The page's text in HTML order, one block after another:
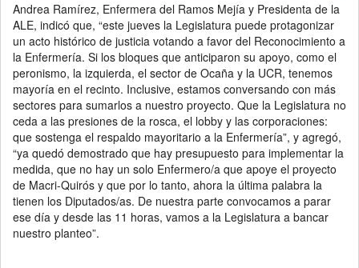
Andrea Ramírez, Enfermera del Ramos Mejía y Presidenta de la
ALE, indicó que, “este jueves la Legislatura puede protagonizar
un acto histórico de justicia votando a favor del Reconocimiento a
la Enfermería. Si los bloques que anticiparon su apoyo, como el
peronismo, la izquierda, el sector de Ocaña y la UCR, tenemos
mayoría en el recinto. Inclusive, estamos conversando con más
sectores para sumarlos a nuestro proyecto. Que la Legislatura no
ceda a las presiones de la rosca, el lobby y las corporaciones:
que sostenga el respaldo mayoritario a la Enfermería”, y agregó,
“ya quedó demostrado que hay presupuesto para implementar la
medida, que no hay un solo Enfermero/a que apoye el proyecto
de Macri-Quirós y que por lo tanto, ahora la última palabra la
tienen los Diputados/as. De nuestra parte convocamos a parar
ese día y desde las 11 horas, vamos a la Legislatura a bancar
nuestro planteo”.